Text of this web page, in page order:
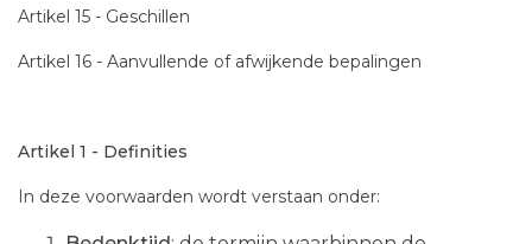
Artikel 15 - Geschillen
Artikel 16 - Aanvullende of afwijkende bepalingen
Artikel 1 - Definities
In deze voorwaarden wordt verstaan onder: